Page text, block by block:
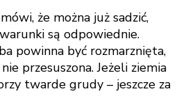
że można już sadzić,
są odpowiednie.
powinna być rozmarznięta,
przesuszona. Jeżeli ziemia
twarde grudy – jeszcze za